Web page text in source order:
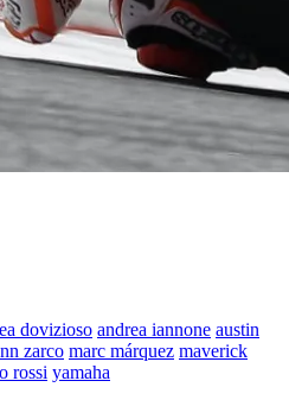
dovizioso andrea iannone austin
zarco marc márquez maverick
rossi yamaha